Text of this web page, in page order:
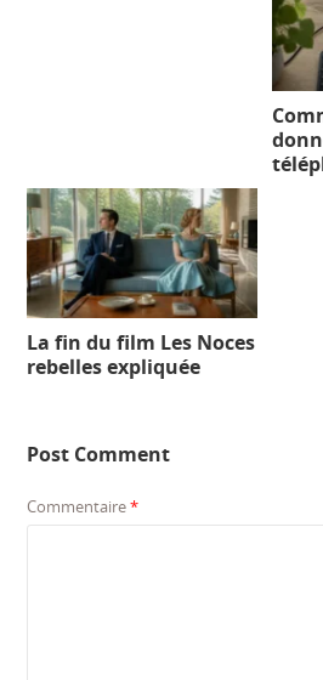
La fin du film Les Noces
rebelles expliquée
Post Comment
Commentaire*